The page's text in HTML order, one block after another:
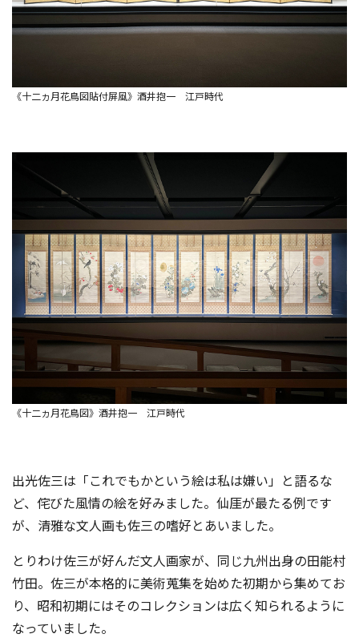
《十二ヵ月花鳥図貼付屏風》酒井抱一 江戸時代
《十二ヵ月花鳥図》酒井抱一 江戸時代
出光佐三は「これでもかという絵は私は嫌い」と語るな
ど、侘びた風情の絵を好みました。仙厓が最たる例です
が、清雅な文人画も佐三の嗜好とあいました。
とりわけ佐三が好んだ文人画家が、同じ九州出身の田能村
竹田。佐三が本格的に美術蒐集を始めた初期から集めてお
り、昭和初期にはそのコレクションは広く知られるように
なっていました。